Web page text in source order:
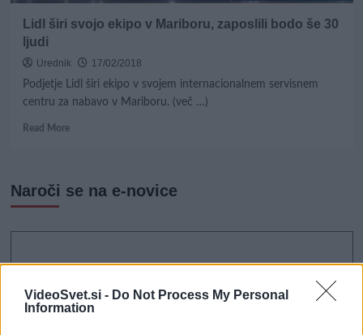
VideoSvet.si - Do Not Process My Personal
Information
Lidl širi svojo ekipo v Mariboru, zaposlili bodo še 30
ljudi
Urednik
17/02/2018
Podjetje Lidl širi ekipo v svojem internacionalnem servisnem
centru za nabavo v Mariboru. (več …)
Read MoreRead
širi
v
zaposlili
še
30
Naroči se na e-novice